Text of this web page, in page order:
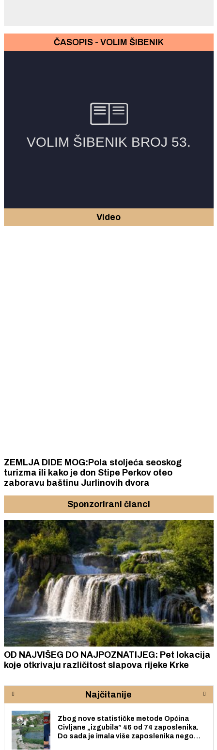
ČASOPIS - VOLIM ŠIBENIK
Video
ZEMLJA DIDE MOG:Pola stoljeća seoskog
turizma ili kako je don Stipe Perkov oteo
zaboravu baštinu Jurlinovih dvora
Sponzorirani članci
Pet lokacija
rijeke Krke
ZAVRŠNICA TROKUT
ideja, iskustava i ljudi
lokalne zajednice
Najčitanije
Zbog nove statističke metode Općina
Civljane „izgubila” 46 od 74 zaposlenika.
Do sada je imala više zaposlenika nego